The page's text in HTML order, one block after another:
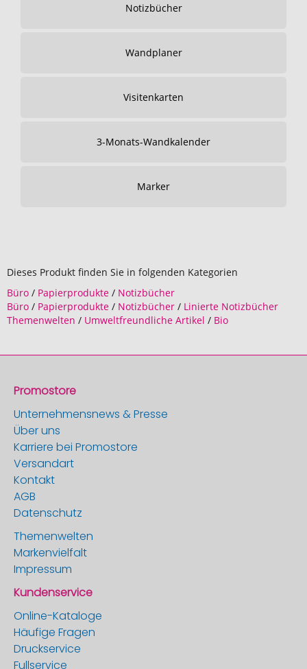
Notizbücher
Wandplaner
Visitenkarten
3-Monats-Wandkalender
Marker
Dieses Produkt finden Sie in folgenden Kategorien
Büro / Papierprodukte / Notizbücher
Büro / Papierprodukte / Notizbücher / Linierte Notizbücher
Themenwelten / Umweltfreundliche Artikel / Bio
Promostore
Unternehmensnews & Presse
Über uns
Karriere bei Promostore
Versandart
Kontakt
AGB
Datenschutz
Themenwelten
Markenvielfalt
Impressum
Kundenservice
Online-Kataloge
Häufige Fragen
Druckservice
Fullservice